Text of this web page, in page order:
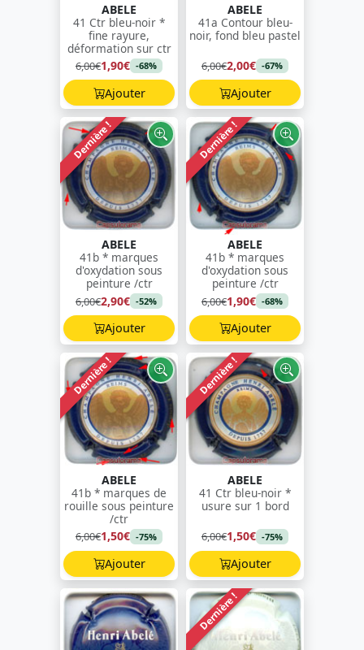
ABELE
41 Ctr bleu-noir *
fine rayure,
déformation sur ctr
6,00€1,90€ -68%
Ajouter
ABELE
41a Contour bleu-
noir, fond bleu pastel
6,00€2,00€ -67%
Ajouter
Dernière !
ABELE
41b * marques
d'oxydation sous
peinture /ctr
6,00€2,90€ -52%
Ajouter
Dernière !
ABELE
41b * marques
d'oxydation sous
peinture /ctr
6,00€1,90€ -68%
Ajouter
Dernière !
ABELE
41b * marques de
rouille sous peinture
/ctr
6,00€1,50€ -75%
Ajouter
Dernière !
ABELE
41 Ctr bleu-noir *
usure sur 1 bord
6,00€1,50€ -75%
Ajouter
Dernière !